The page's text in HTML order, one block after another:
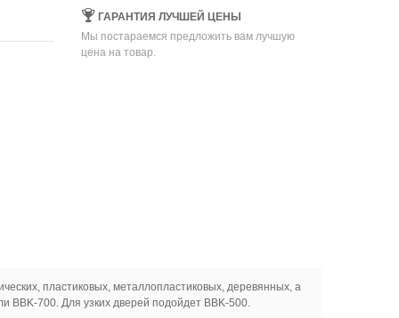
ГАРАНТИЯ ЛУЧШЕЙ ЦЕНЫ
Мы постараемся предложить вам лучшую
цена на товар.
пластиковых, металлопластиковых, деревянных, а
BBK-700. Для узких дверей подойдет BBK-500.